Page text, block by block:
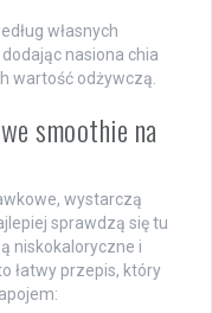
własnych
nasiona chia
wartość odżywczą.
smoothie na
wystarczą
sprawdzą się tu
niskokaloryczne i
łatwy przepis, który